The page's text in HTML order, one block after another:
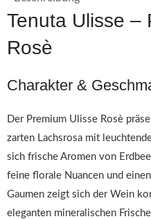
Tenuta Ulisse –
Rosè
Charakter &
Der Premium Ulisse Rosè
zarten Lachsrosa mit
sich frische Aromen von
feine florale Nuancen und
Gaumen zeigt sich der Wein
eleganten mineralischen